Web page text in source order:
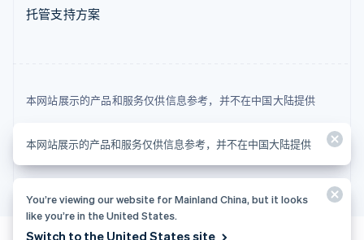
托管支持方案
本网站展示的产品和服务仅供信息参考，并不在中国大陆提供
© 2026 Stripe, LLC
本网站展示的产品和服务仅供信息参考，并不在中国大陆提供
You’re viewing our website for Mainland China, but it looks
like you’re in the United States.
Switch to the United States site